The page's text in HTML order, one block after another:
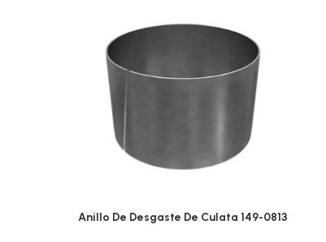
Anillo De Desgaste De Culata 149-0813